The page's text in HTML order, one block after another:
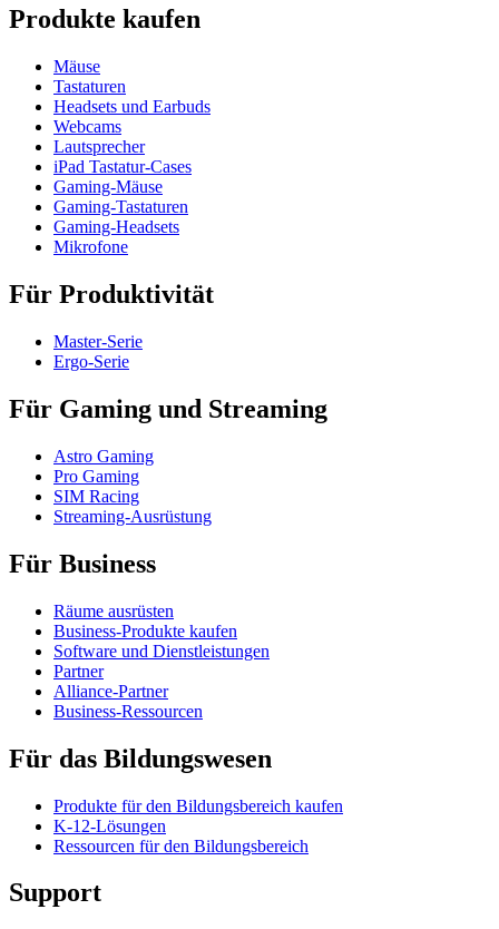
Produkte kaufen
Mäuse
Tastaturen
Headsets und Earbuds
Webcams
Lautsprecher
iPad Tastatur-Cases
Gaming-Mäuse
Gaming-Tastaturen
Gaming-Headsets
Mikrofone
Für Produktivität
Master-Serie
Ergo-Serie
Für Gaming und Streaming
Astro Gaming
Pro Gaming
SIM Racing
Streaming-Ausrüstung
Für Business
Räume ausrüsten
Business-Produkte kaufen
Software und Dienstleistungen
Partner
Alliance-Partner
Business-Ressourcen
Für das Bildungswesen
Produkte für den Bildungsbereich kaufen
K-12-Lösungen
Ressourcen für den Bildungsbereich
Support